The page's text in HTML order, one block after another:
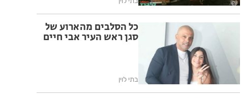
כל הסלבים מהארוע של
סגן ראש העיר אבי חיים
בתי לוין